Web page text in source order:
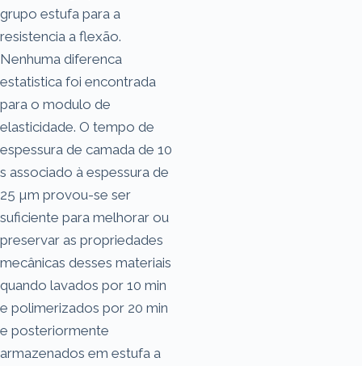
grupo estufa para a
resistencia a flexão.
Nenhuma diferenca
estatistica foi encontrada
para o modulo de
elasticidade. O tempo de
espessura de camada de 10
s associado à espessura de
25 µm provou-se ser
suficiente para melhorar ou
preservar as propriedades
mecânicas desses materiais
quando lavados por 10 min
e polimerizados por 20 min
e posteriormente
armazenados em estufa a